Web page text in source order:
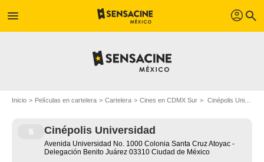
menu profil search
Inicio Películas en cartelera Cartelera Cines en CDMX Sur Cinépolis Universidad - Ciudad de México
Cinépolis Universidad
Avenida Universidad No. 1000 Colonia Santa Cruz Atoyac -
Delegación Benito Juárez 03310 Ciudad de México